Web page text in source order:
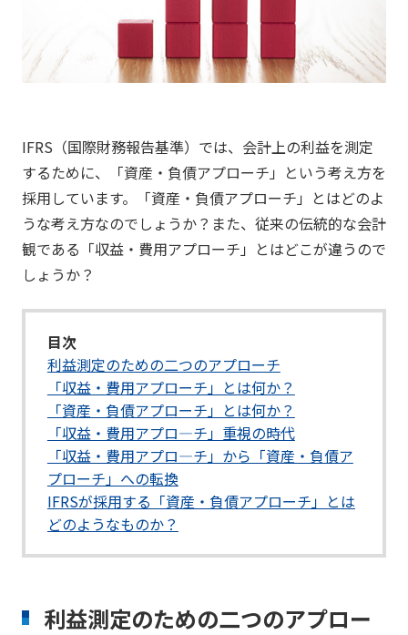
IFRS（国際財務報告基準）では、会計上の利益を測定
するために、「資産・負債アプローチ」という考え方を
採用しています。「資産・負債アプローチ」とはどのよ
うな考え方なのでしょうか？また、従来の伝統的な会計
観である「収益・費用アプローチ」とはどこが違うので
しょうか？
目次
利益測定のための二つのアプローチ
「収益・費用アプローチ」とは何か？
「資産・負債アプローチ」とは何か？
「収益・費用アプロ―チ」重視の時代
「収益・費用アプロ―チ」から「資産・負債ア
プローチ」への転換
IFRSが採用する「資産・負債アプローチ」とは
どのようなものか？
利益測定のための二つのアプロー